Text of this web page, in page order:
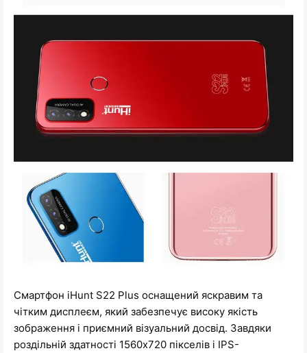
Смартфон iHunt S22 Plus оснащений яскравим та
чітким дисплеєм, який забезпечує високу якість
зображення і приємний візуальний досвід. Завдяки
роздільній здатності 1560x720 пікселів і IPS-